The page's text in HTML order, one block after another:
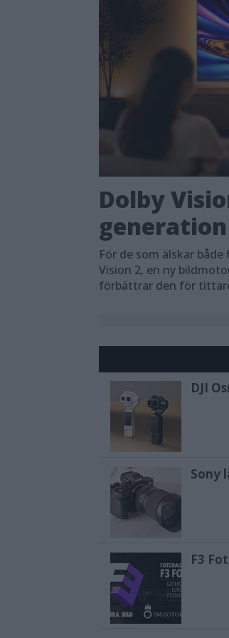
Dolby
För de som älskar
Vision 2, en ny
förbättrar den för
DJI
Sony
F3